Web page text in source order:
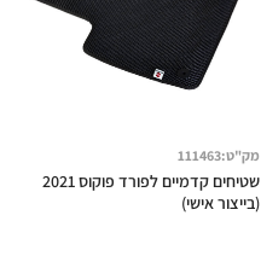
מק"ט:
111463
שטיחים קדמיים לפורד פוקוס 2021
(בייצור אישי)